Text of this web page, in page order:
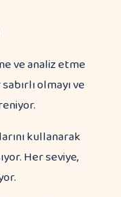
ve analiz etme
olmayı ve
kullanarak
Her seviye,